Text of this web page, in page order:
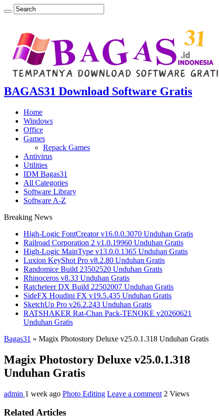
BAGAS31 Download Software Gratis
Home
Windows
Office
Games
Repack Games
Antivirus
Utilities
IDM Bagas31
All Categories
Software Library
Software A-Z
Breaking News
High-Logic FontCreator v16.0.0.3070 Unduhan Gratis
Railroad Corporation 2 v1.0.19960 Unduhan Gratis
High-Logic MainType v13.0.0.1365 Unduhan Gratis
Luxion KeyShot Pro v8.2.80 Unduhan Gratis
Randomice Build 23502520 Unduhan Gratis
Rhinoceros v8.33 Unduhan Gratis
Ratcheteer DX Build 22502007 Unduhan Gratis
SideFX Houdini FX v19.5.435 Unduhan Gratis
SketchUp Pro v26.2.243 Unduhan Gratis
RATSHAKER Rat-Chan Pack-TENOKE v20260621
Unduhan Gratis
Bagas31 » Magix Photostory Deluxe v25.0.1.318 Unduhan Gratis
Magix Photostory Deluxe v25.0.1.318
Unduhan Gratis
admin 1 week ago Photo Editing Leave a comment 2 Views
Related Articles